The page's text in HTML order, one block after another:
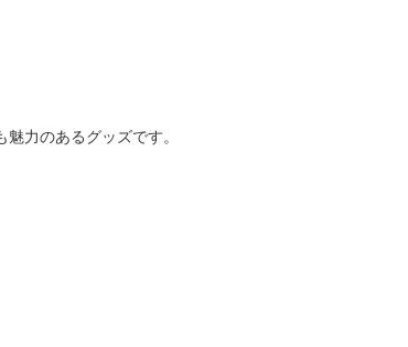
力のあるグッズです。